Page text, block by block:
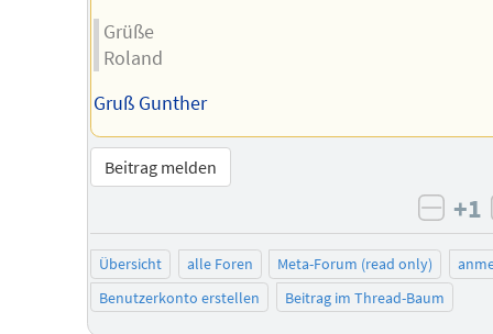
Grüße
Roland
Gruß Gunther
Beitrag melden
+1
Übersicht alle Foren Meta-Forum (read only)
Benutzerkonto erstellen
Beitrag im Thread-Baum